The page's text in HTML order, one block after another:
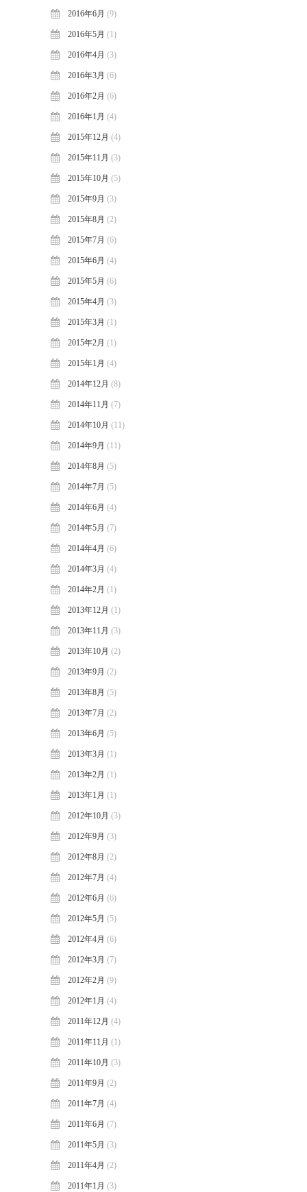
2016年6月 (9)
2016年5月 (1)
2016年4月 (3)
2016年3月 (6)
2016年2月 (6)
2016年1月 (4)
2015年12月 (4)
2015年11月 (3)
2015年10月 (5)
2015年9月 (3)
2015年8月 (2)
2015年7月 (6)
2015年6月 (4)
2015年5月 (6)
2015年4月 (3)
2015年3月 (1)
2015年2月 (1)
2015年1月 (4)
2014年12月 (8)
2014年11月 (7)
2014年10月 (11)
2014年9月 (11)
2014年8月 (5)
2014年7月 (5)
2014年6月 (4)
2014年5月 (7)
2014年4月 (6)
2014年3月 (4)
2014年2月 (1)
2013年12月 (1)
2013年11月 (3)
2013年10月 (2)
2013年9月 (2)
2013年8月 (5)
2013年7月 (2)
2013年6月 (5)
2013年3月 (1)
2013年2月 (1)
2013年1月 (1)
2012年10月 (3)
2012年9月 (3)
2012年8月 (2)
2012年7月 (4)
2012年6月 (6)
2012年5月 (5)
2012年4月 (6)
2012年3月 (7)
2012年2月 (9)
2012年1月 (4)
2011年12月 (4)
2011年11月 (1)
2011年10月 (3)
2011年9月 (2)
2011年7月 (4)
2011年6月 (7)
2011年5月 (3)
2011年4月 (2)
2011年1月 (3)